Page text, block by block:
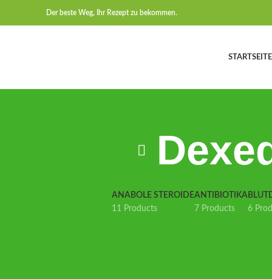
Der beste Weg, Ihr Rezept zu bekommen.
STARTSEITE
ANABOLE STEROIDE
11 Products
ANTIBIOTIKA
7 Products
6